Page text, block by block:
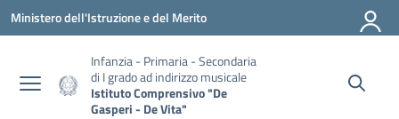
Vai ai contenuti
Vai al menu di navigazione
Vai al footer
Ministero dell'Istruzione e del Merito
Infanzia - Primaria - Secondaria
di I grado ad indirizzo musicale
Istituto Comprensivo "De
Gasperi - De Vita"